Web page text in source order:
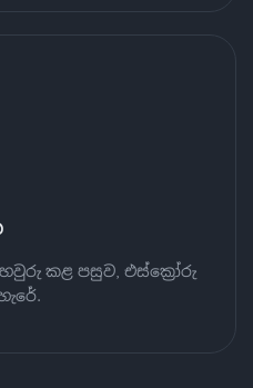
කළ පසුව, එස්ක්‍රෝරු